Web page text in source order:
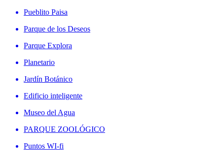
Pueblito Paisa
Parque de los Deseos
Parque Explora
Planetario
Jardín Botánico
Edificio inteligente
Museo del Agua
PARQUE ZOOLÓGICO
Puntos WI-fi